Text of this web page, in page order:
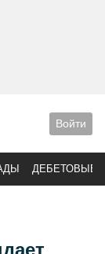
Войти
ДЕБЕТОВЫЕ